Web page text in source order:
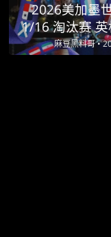
2026美加墨
1/16 淘汰赛
时 vs
麻豆黑料哥 •